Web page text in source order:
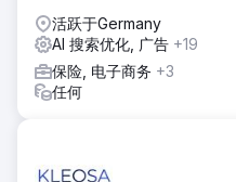
活跃于Germany
AI 搜索优化, 广告 +19
保险, 电子商务 +3
任何